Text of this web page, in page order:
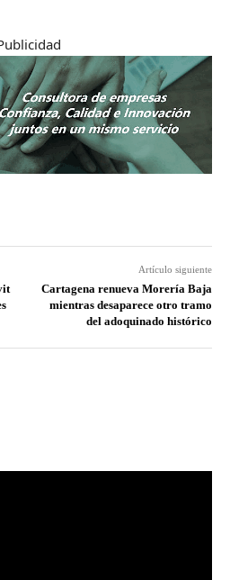
Artículo siguiente
Cartagena renueva Morería Baja
mientras desaparece otro tramo
del adoquinado histórico